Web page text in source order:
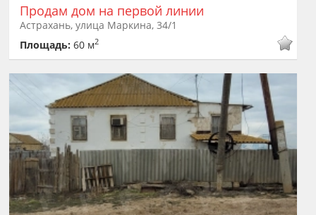
Продам дом на первой линии
Астрахань, улица Маркина, 34/1
Площадь:60 м2